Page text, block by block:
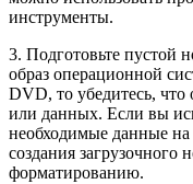
инструменты.
3. Подготовьте пустой
образ операционной
DVD, то убедитесь,
или данных. Если вы
необходимые данные на
создания загрузочного
форматированию.